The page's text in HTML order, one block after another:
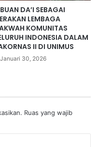
DA’I SEBAGAI
LEMBAGA
KOMUNITAS
INDONESIA DALAM
II DI UNIMUS
Januari 30, 2026
Ruas yang wajib